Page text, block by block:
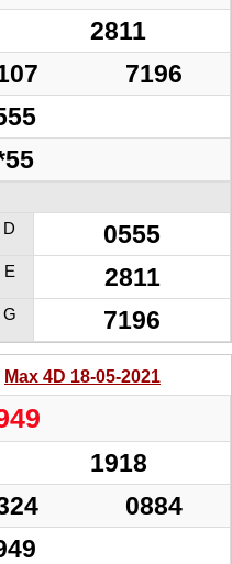
2811
7196
D 0555
E 2811
G 7196
Max 4D 18-05-2021
1918
0884